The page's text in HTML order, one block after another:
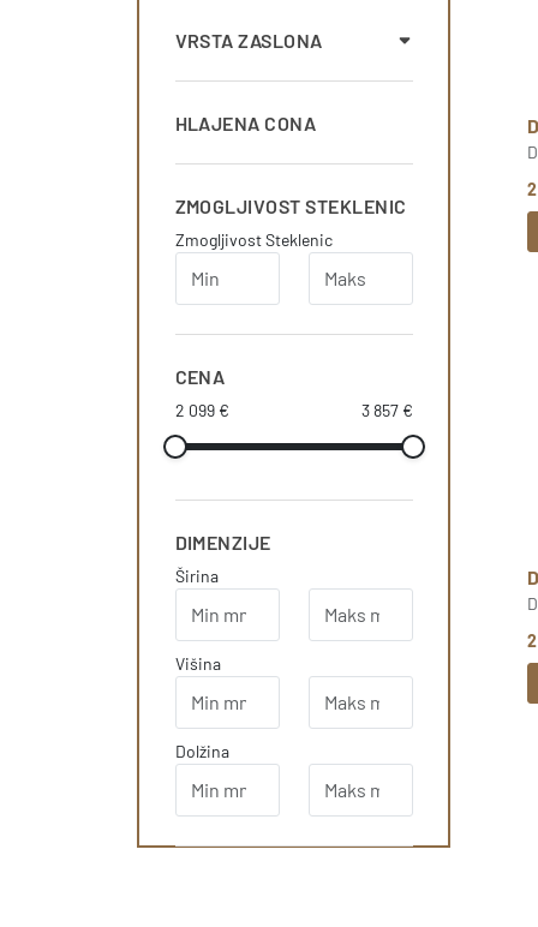
VRSTA ZASLONA
HLAJENA CONA
ZMOGLJIVOST STEKLENIC
Zmogljivost Steklenic
CENA
2 099 € 3 857 €
DIMENZIJE
Širina
Višina
Dolžina